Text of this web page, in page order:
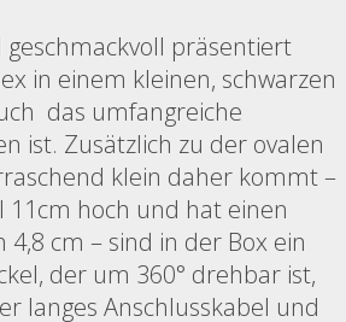
präsentiert
in einem kleinen, schwarzen
das umfangreiche
ist. Zusätzlich zu der ovalen
klein daher kommt –
11cm hoch und hat einen
4,8 cm – sind in der Box ein
der um 360° drehbar ist,
langes Anschlusskabel und